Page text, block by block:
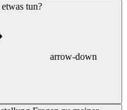
tun?
arrow-down